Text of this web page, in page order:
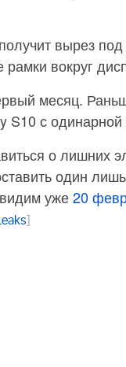
вырез
вокруг
месяц.
S10 с
о лишних
один
уже20